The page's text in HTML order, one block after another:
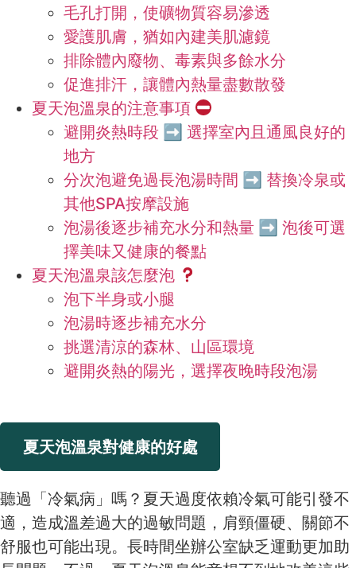
毛孔打開，使礦物質容易滲透
愛護肌膚，猶如內建美肌濾鏡
排除體內廢物、毒素與多餘水分
促進排汗，讓體內熱量盡數散發
夏天泡溫泉的注意事項
避開炎熱時段 ➡ 選擇室內且通風良好的
地方
分次泡避免過長泡湯時間 ➡ 替換冷泉或
其他SPA按摩設施
泡湯後逐步補充水分和熱量 ➡ 泡後可選
擇美味又健康的餐點
夏天泡溫泉該怎麼泡
泡下半身或小腿
泡湯時逐步補充水分
挑選清涼的森林、山區環境
避開炎熱的陽光，選擇夜晚時段泡湯
夏天泡溫泉對健康的好處
聽過「冷氣病」嗎？夏天過度依賴冷氣可能引發不
適，造成溫差過大的過敏問題，肩頸僵硬、關節不
舒服也可能出現。長時間坐辦公室缺乏運動更加助